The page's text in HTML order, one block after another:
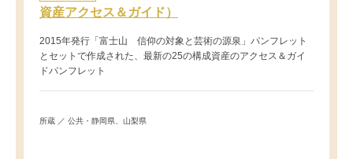
資産アクセス＆ガイド）
2015年発行「富士山 信仰の対象と芸術の源泉」パンフレット
とセットで作成された、最新の25の構成資産のアクセス＆ガイ
ドパンフレット
所蔵 ／ 公共・静岡県、山梨県